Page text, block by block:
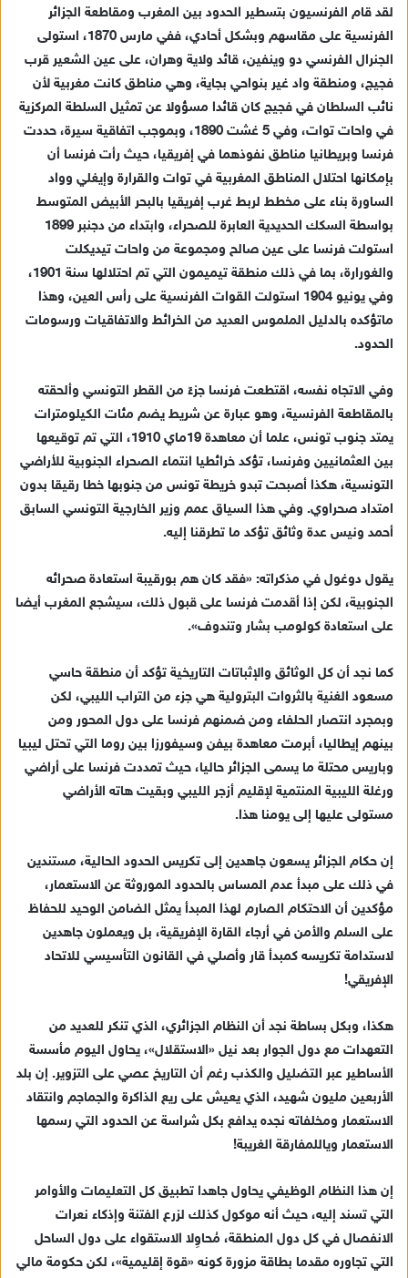
د
ن
ي
ا
لقد قام الفرنسيون بتسطير الحدود بين المغرب ومقاطعة الجزائر
الفرنسية على مقاسهم وبشكل أحادي، ففي مارس 1870، استولى
الجنرال الفرنسي دو وينفين، قائد ولاية وهران، على عين الشعير قرب
فجيج، ومنطقة واد غير بنواحي بجاية، وهي مناطق كانت مغربية لأن
نائب السلطان في فجيج كان قائدا مسؤولا عن تمثيل السلطة المركزية
في واحات توات، وفي 5 غشت 1890، وبموجب اتفاقية سيرة، حددت
فرنسا وبريطانيا مناطق نفوذهما في إفريقيا، حيث رأت فرنسا أن
بإمكانها احتلال المناطق المغربية في توات والقرارة وإيغلي وواد
الساورة بناء على مخطط لربط غرب إفريقيا بالبحر الأبيض المتوسط
بواسطة السكك الحديدية العابرة للصحراء، وابتداء من دجنبر 1899
استولت فرنسا على عين صالح ومجموعة من واحات تيديكلت
والغورارة، بما في ذلك منطقة تيميمون التي تم احتلالها سنة 1901،
وفي يونيو 1904 استولت القوات الفرنسية على رأس العين، وهذا
ماتؤكده بالدليل الملموس العديد من الخرائط والاتفاقيات ورسومات
الحدود.
وفي الاتجاه نفسه، اقتطعت فرنسا جزءً من القطر التونسي وألحقته
بالمقاطعة الفرنسية، وهو عبارة عن شريط يضم مئات الكيلومترات
يمتد جنوب تونس، علما أن معاهدة 19ماي 1910، التي تم توقيعها
بين العثمانيين وفرنسا، تؤكد خرائطيا انتماء الصحراء الجنوبية للأراضي
التونسية، هكذا أصبحت تبدو خريطة تونس من جنوبها خطا رقيقا بدون
امتداد صحراوي. وفي هذا السياق عمم وزير الخارجية التونسي السابق
أحمد ونيس عدة وثائق تؤكد ما تطرقنا إليه.
يقول دوغول في مذكراته: «فقد كان هم بورقيبة استعادة صحرائه
الجنوبية، لكن إذا أقدمت فرنسا على قبول ذلك، سيشجع المغرب أيضا
على استعادة كولومب بشار وتندوف».
كما نجد أن كل الوثائق والإثباتات التاريخية تؤكد أن منطقة حاسي
مسعود الغنية بالثروات البترولية هي جزء من التراب الليبي، لكن
وبمجرد انتصار الحلفاء ومن ضمنهم فرنسا على دول المحور ومن
بينهم إيطاليا، أبرمت معاهدة بيفن وسيفورزا بين روما التي تحتل ليبيا
وباريس محتلة ما يسمى الجزائر حاليا، حيث تمددت فرنسا على أراضي
ورغلة الليبية المنتمية لإقليم أزجر الليبي وبقيت هاته الأراضي
مستولى عليها إلى يومنا هذا.
إن حكام الجزائر يسعون جاهدين إلى تكريس الحدود الحالية، مستندين
في ذلك على مبدأ عدم المساس بالحدود الموروثة عن الاستعمار،
مؤكدين أن الاحتكام الصارم لهذا المبدأ يمثل الضامن الوحيد للحفاظ
على السلم والأمن في أرجاء القارة الإفريقية، بل ويعملون جاهدين
لاستدامة تكريسه كمبدأ قار وأصلي في القانون التأسيسي للاتحاد
الإفريقي!
هكذا، وبكل بساطة نجد أن النظام الجزائري، الذي تنكر للعديد من
التعهدات مع دول الجوار بعد نيل «الاستقلال»، يحاول اليوم مأسسة
الأساطير عبر التضليل والكذب رغم أن التاريخ عصي على التزوير. إن بلد
الأربعين مليون شهيد، الذي يعيش على ريع الذاكرة والجماجم وانتقاد
الاستعمار ومخلفاته نجده يدافع بكل شراسة عن الحدود التي رسمها
الاستعمار وياللمفارقة الغريبة!
إن هذا النظام الوظيفي يحاول جاهدا تطبيق كل التعليمات والأوامر
التي تسند إليه، حيث أنه موكول كذلك لزرع الفتنة وإذكاء نعرات
الانفصال في كل دول المنطقة، مُحاوِلا الاستقواء على دول الساحل
التي تجاوره مقدما بطاقة مزورة كونه «قوة إقليمية»، لكن حكومة مالي